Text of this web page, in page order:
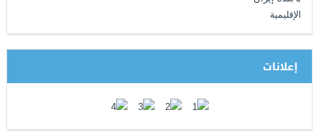
إعلانات